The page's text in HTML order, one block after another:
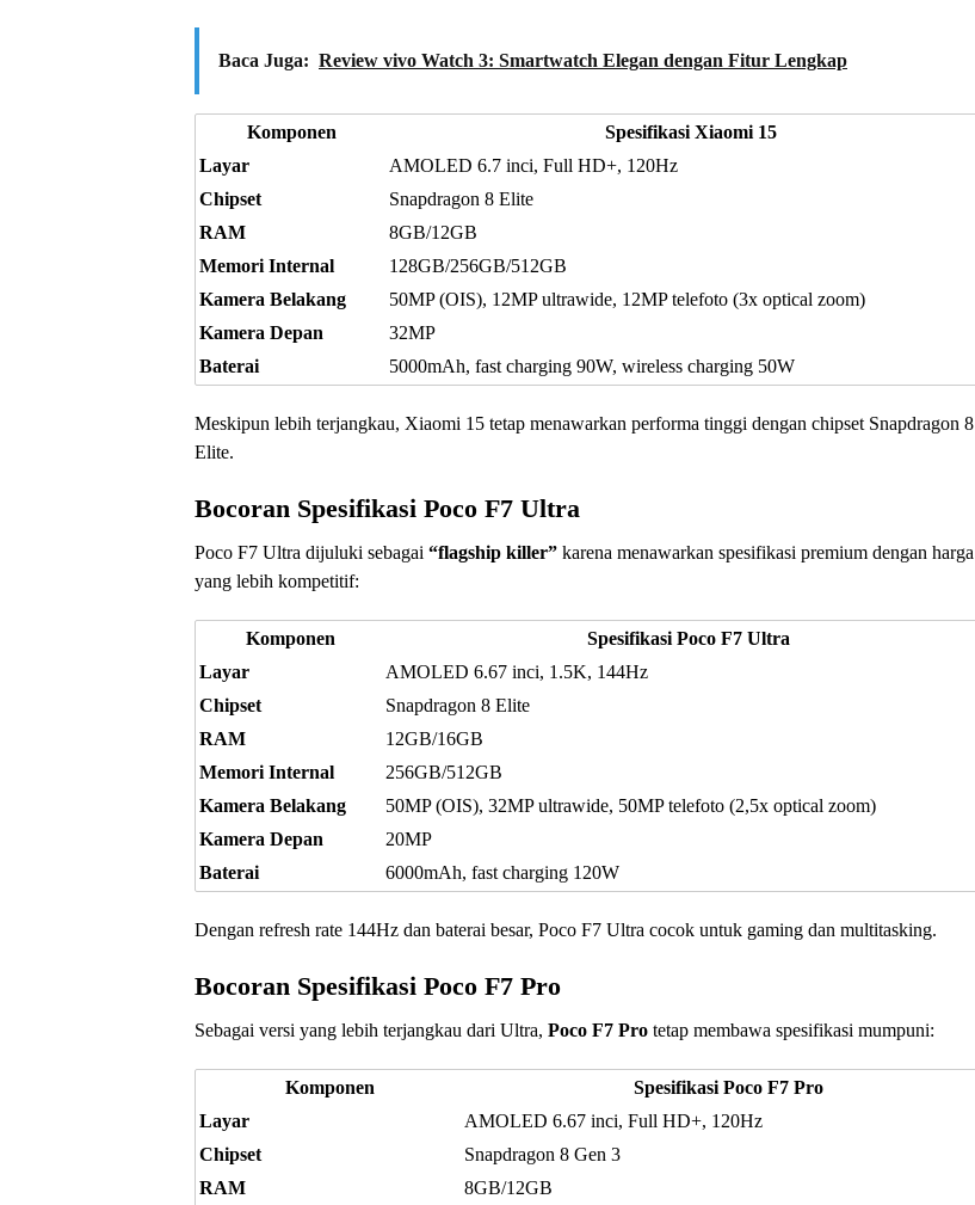
Baca Juga: Review vivo Watch 3: Smartwatch Elegan dengan Fitur Lengkap
Komponen
Spesifikasi Xiaomi 15
Layar
AMOLED 6.7 inci, Full HD+, 120Hz
Chipset
Snapdragon 8 Elite
RAM
8GB/12GB
Memori Internal
128GB/256GB/512GB
Kamera Belakang
50MP (OIS), 12MP ultrawide, 12MP telefoto (3x optical zoom)
Kamera Depan
32MP
Baterai
5000mAh, fast charging 90W, wireless charging 50W
Meskipun lebih terjangkau, Xiaomi 15 tetap menawarkan performa tinggi dengan chipset Snapdragon 8
Elite.
Bocoran Spesifikasi Poco F7 Ultra
Poco F7 Ultra dijuluki sebagai “flagship killer” karena menawarkan spesifikasi premium dengan harga
yang lebih kompetitif:
Komponen
Spesifikasi Poco F7 Ultra
Layar
AMOLED 6.67 inci, 1.5K, 144Hz
Chipset
Snapdragon 8 Elite
RAM
12GB/16GB
Memori Internal
256GB/512GB
Kamera Belakang
50MP (OIS), 32MP ultrawide, 50MP telefoto (2,5x optical zoom)
Kamera Depan
20MP
Baterai
6000mAh, fast charging 120W
Dengan refresh rate 144Hz dan baterai besar, Poco F7 Ultra cocok untuk gaming dan multitasking.
Bocoran Spesifikasi Poco F7 Pro
Sebagai versi yang lebih terjangkau dari Ultra, Poco F7 Pro tetap membawa spesifikasi mumpuni:
Komponen
Spesifikasi Poco F7 Pro
Layar
AMOLED 6.67 inci, Full HD+, 120Hz
Chipset
Snapdragon 8 Gen 3
RAM
8GB/12GB